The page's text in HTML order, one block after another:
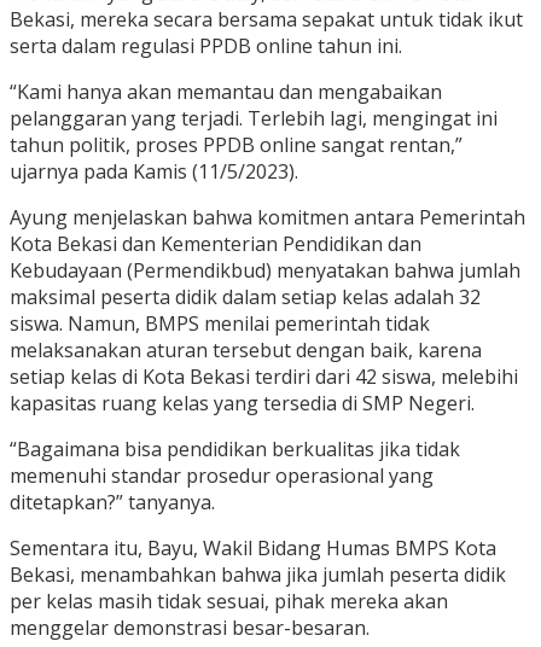
Bekasi, mereka secara bersama sepakat untuk tidak ikut
serta dalam regulasi PPDB online tahun ini.
“Kami hanya akan memantau dan mengabaikan
pelanggaran yang terjadi. Terlebih lagi, mengingat ini
tahun politik, proses PPDB online sangat rentan,”
ujarnya pada Kamis (11/5/2023).
Ayung menjelaskan bahwa komitmen antara Pemerintah
Kota Bekasi dan Kementerian Pendidikan dan
Kebudayaan (Permendikbud) menyatakan bahwa jumlah
maksimal peserta didik dalam setiap kelas adalah 32
siswa. Namun, BMPS menilai pemerintah tidak
melaksanakan aturan tersebut dengan baik, karena
setiap kelas di Kota Bekasi terdiri dari 42 siswa, melebihi
kapasitas ruang kelas yang tersedia di SMP Negeri.
“Bagaimana bisa pendidikan berkualitas jika tidak
memenuhi standar prosedur operasional yang
ditetapkan?” tanyanya.
Sementara itu, Bayu, Wakil Bidang Humas BMPS Kota
Bekasi, menambahkan bahwa jika jumlah peserta didik
per kelas masih tidak sesuai, pihak mereka akan
menggelar demonstrasi besar-besaran.